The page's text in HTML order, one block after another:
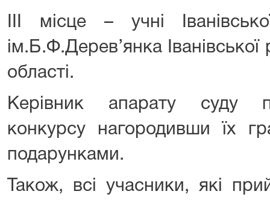
ІІІ місце – учні
ім.Б.Ф.Дерев’янка
області.
Керівник апарату суду
конкурсу нагородивши їх
подарунками.
Також, всі учасники, які